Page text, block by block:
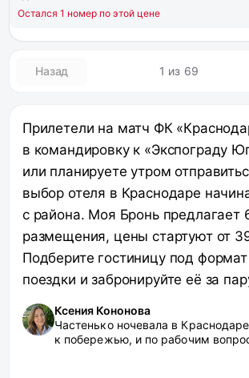
Остался 1 номер по этой цене
Назад 1 из 69
Прилетели на матч ФК
в командировку к «Экспограду
или планируете утром
выбор отеля в Краснодаре
с района. Моя Бронь предлагает
размещения, цены стартуют от
Подберите гостиницу под
поездки и забронируйте её за
Ксения Кононова
Частенько ночевала в
к побережью, и по рабочим